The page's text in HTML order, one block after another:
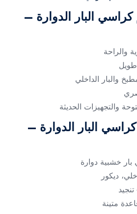
البار الدوارة –
والراحة
والبار الداخلي
والتجهيزات الحديثة
البار الدوارة –
خشبية دوارة
ديكور
متينة